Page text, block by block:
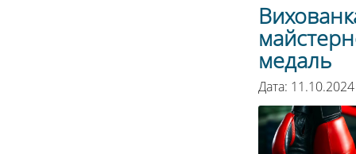
медаль
Дата: